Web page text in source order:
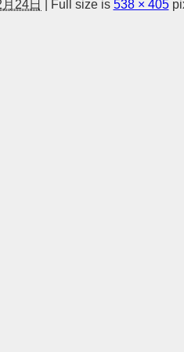
24日 Full size is 538 × 405